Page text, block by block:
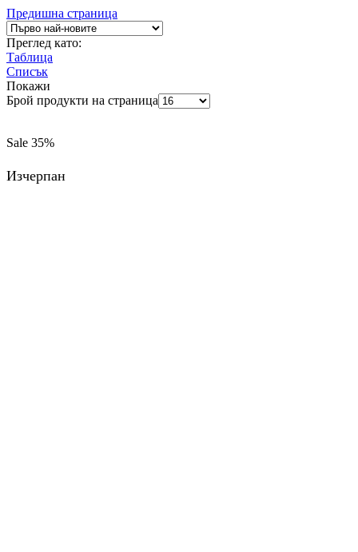
Предишна страница
Преглед като:
Таблица
Списък
Покажи
Брой продукти на страница
Sale 35%
Изчерпан